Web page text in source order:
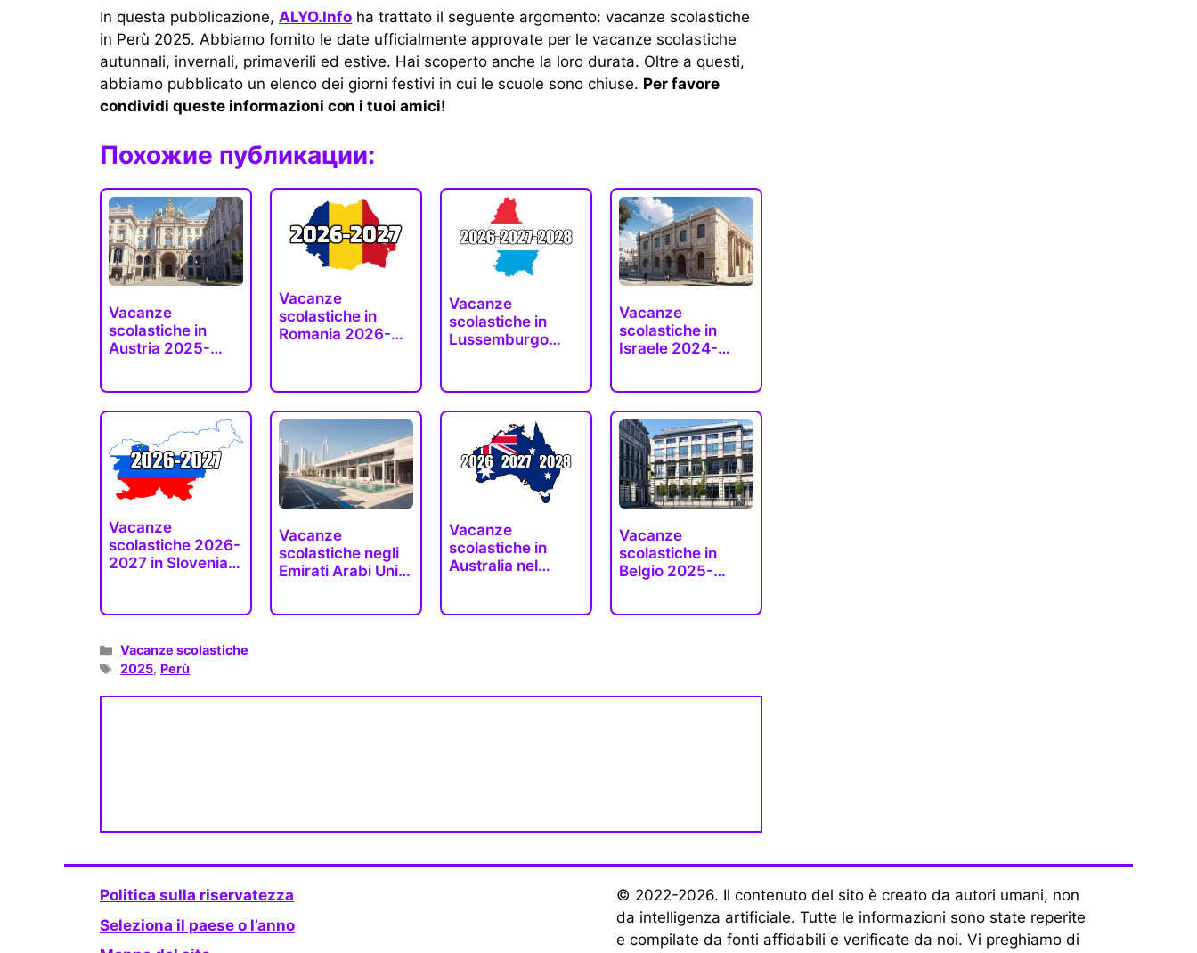
In questa pubblicazione, ALYO.Info ha trattato il seguente argomento: vacanze scolastiche
in Perù 2025. Abbiamo fornito le date ufficialmente approvate per le vacanze scolastiche
autunnali, invernali, primaverili ed estive. Hai scoperto anche la loro durata. Oltre a questi,
abbiamo pubblicato un elenco dei giorni festivi in ​​cui le scuole sono chiuse. Per favore
condividi queste informazioni con i tuoi amici!
Похожие публикации:
Vacanze
scolastiche in
Austria 2025-
Vacanze
scolastiche in
Romania 2026-
Vacanze
scolastiche in
Lussemburgo
Vacanze
scolastiche in
Israele 2024-
Vacanze
scolastiche 2026-
2027 in Slovenia
Vacanze
scolastiche negli
Emirati Arabi Uniti
Vacanze
scolastiche in
Australia nel
Vacanze
scolastiche in
Belgio 2025-
Categorie
Vacanze scolastiche
Tag
2025, Perù
Politica sulla riservatezza
Seleziona il paese o l’anno
© 2022-2026. Il contenuto del sito è creato da autori umani, non
da intelligenza artificiale. Tutte le informazioni sono state reperite
e compilate da fonti affidabili e verificate da noi. Vi preghiamo di